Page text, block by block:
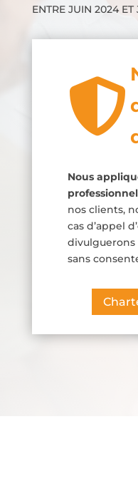
ENTRE JUIN 2024 ET

Nous
professionnel
nos clients,
cas d’appel
divulguerons
sans